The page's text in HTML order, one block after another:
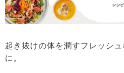
起き抜けの体を潤すフレッシ
に。